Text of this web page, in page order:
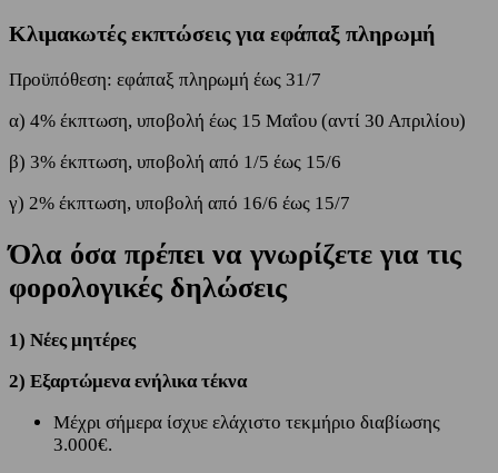
Κλιμακωτές εκπτώσεις για εφάπαξ πληρωμή
Προϋπόθεση: εφάπαξ πληρωμή έως 31/7
α) 4% έκπτωση, υποβολή έως 15 Μαΐου (αντί 30 Απριλίου)
β) 3% έκπτωση, υποβολή από 1/5 έως 15/6
γ) 2% έκπτωση, υποβολή από 16/6 έως 15/7
Όλα όσα πρέπει να γνωρίζετε για τις
φορολογικές δηλώσεις
1) Νέες μητέρες
2) Εξαρτώμενα ενήλικα τέκνα
Μέχρι σήμερα ίσχυε ελάχιστο τεκμήριο διαβίωσης
3.000€.